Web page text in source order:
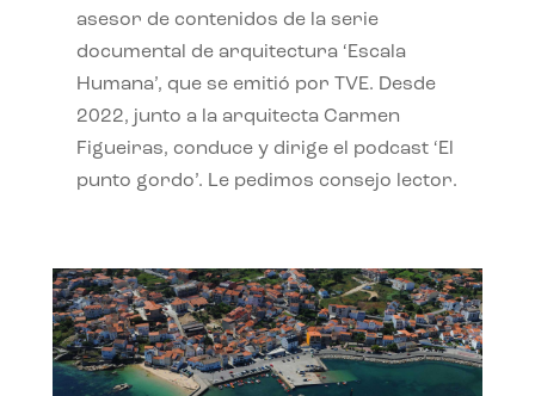
asesor de contenidos de la serie
documental de arquitectura ‘Escala
Humana’, que se emitió por TVE. Desde
2022, junto a la arquitecta Carmen
Figueiras, conduce y dirige el podcast ‘El
punto gordo’. Le pedimos consejo lector.